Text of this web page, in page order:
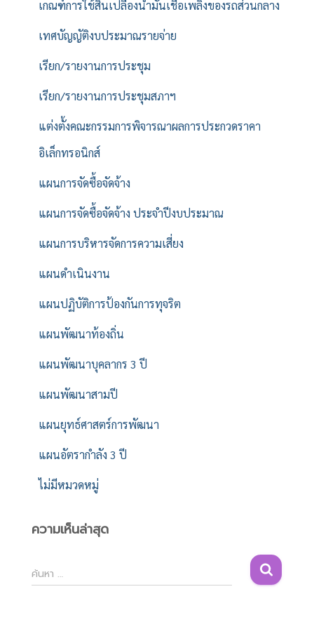
เกณฑ์การใช้สิ้นเปลืองน้ำมันเชื้อเพลิงของรถส่วนกลาง
เทศบัญญัติงบประมาณรายจ่าย
เรียก/รายงานการประชุม
เรียก/รายงานการประชุมสภาฯ
แต่งตั้งคณะกรรมการพิจารณาผลการประกวดราคา
อิเล็กทรอนิกส์
แผนการจัดซื้อจัดจ้าง
แผนการจัดซื้อจัดจ้าง ประจำปีงบประมาณ
แผนการบริหารจัดการความเสี่ยง
แผนดำเนินงาน
แผนปฏิบัติการป้องกันการทุจริต
แผนพัฒนาท้องถิ่น
แผนพัฒนาบุคลากร 3 ปี
แผนพัฒนาสามปี
แผนยุทธ์ศาสตร์การพัฒนา
แผนอัตรากำลัง 3 ปี
ไม่มีหมวดหมู่
ความเห็นล่าสุด
ค้
น
ค้นหา …